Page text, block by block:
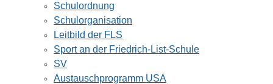
Schulordnung
Schulorganisation
Leitbild der FLS
Sport an der Friedrich-List-Schule
SV
Austauschprogramm USA